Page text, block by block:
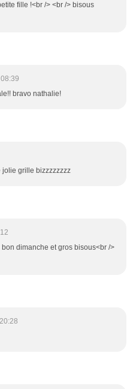
fille !<br /> <br /> bisous
bravo nathalie!
jolie grille bizzzzzzzz
dimanche et gros bisous<br />